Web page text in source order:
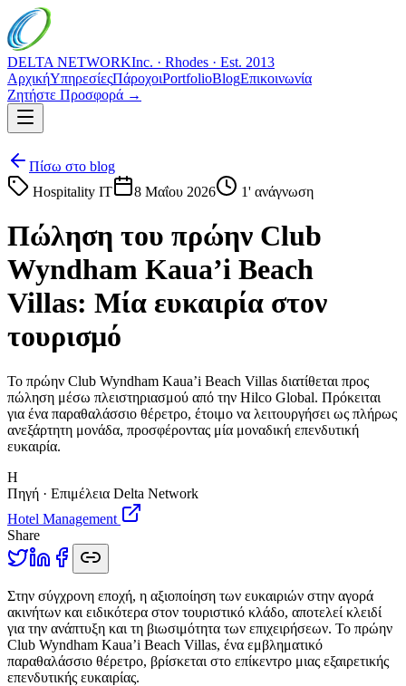
DELTA NETWORKInc. · Rhodes · Est. 2013
ΑρχικήΥπηρεσίεςΠάροχοιPortfolioBlogΕπικοινωνία
Ζητήστε Προσφορά →
Πίσω στο blog
Hospitality IT
8 Μαΐου 2026 1' ανάγνωση
Πώληση του πρώην Club
Wyndham Kaua’i Beach
Villas: Μία ευκαιρία στον
τουρισμό
Το πρώην Club Wyndham Kaua’i Beach Villas διατίθεται προς
πώληση μέσω πλειστηριασμού από την Hilco Global. Πρόκειται
για ένα παραθαλάσσιο θέρετρο, έτοιμο να λειτουργήσει ως πλήρως
ανεξάρτητη μονάδα, προσφέροντας μία μοναδική επενδυτική
ευκαιρία.
H
Πηγή · Επιμέλεια Delta Network
Hotel Management
Share
Στην σύγχρονη εποχή, η αξιοποίηση των ευκαιριών στην αγορά
ακινήτων και ειδικότερα στον τουριστικό κλάδο, αποτελεί κλειδί
για την ανάπτυξη και τη βιωσιμότητα των επιχειρήσεων. Το πρώην
Club Wyndham Kaua’i Beach Villas, ένα εμβληματικό
παραθαλάσσιο θέρετρο, βρίσκεται στο επίκεντρο μιας εξαιρετικής
επενδυτικής ευκαιρίας.